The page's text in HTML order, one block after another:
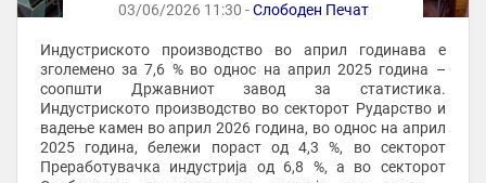
03/06/2026 11:30 -Слободен Печат
Индустриското производство во април годинава е
зголемено за 7,6 % во однос на април 2025 година –
соопшти Државниот завод за статистика.
Индустриското производство во секторот Рударство и
вадење камен во април 2026 година, во однос на април
2025 година, бележи пораст од 4,3 %, во секторот
Преработувачка индустрија од 6,8 %, а во секторот